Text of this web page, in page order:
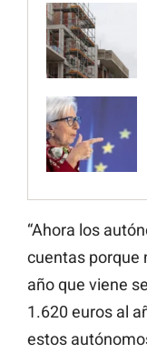
“Ahora los
cuentas porque
año que viene
1.620 euros al
estos